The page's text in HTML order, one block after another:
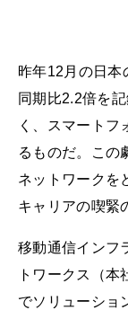
昨年12月の日本
同期比2.2倍を
く、スマートフ
るものだ。この
ネットワークを
キャリアの喫緊
移動通信インフ
トワークス（本
でソリューショ